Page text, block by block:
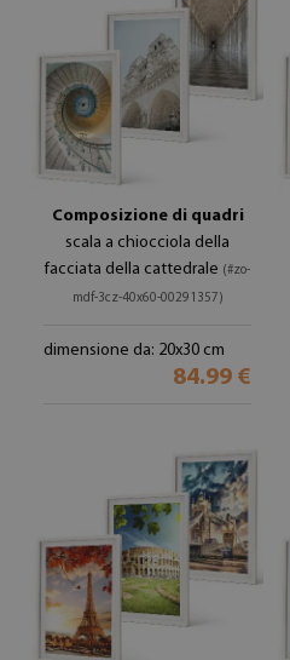
Composizione di quadri
scala a chiocciola della
facciata della cattedrale (#zo-
mdf-3cz-40x60-00291357)
dimensione da: 20x30 cm
84.99 €